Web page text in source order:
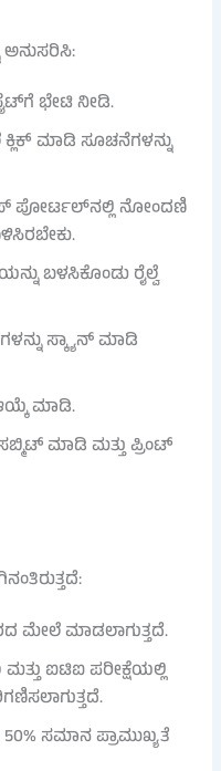
ಅನುಸರಿಸಿ:
ಭೇಟಿ ನೀಡಿ.
ಮಾಡಿ ಸೂಚನೆಗಳನ್ನು
ಪೋರ್ಟಲ್‌ನಲ್ಲಿ ನೋಂದಣಿ
ಬಳಸಿಕೊಂಡು ರೈಲ್ವೆ
ಸ್ಕ್ಯಾನ್ ಮಾಡಿ
ಮಾಡಿ.
ಮಾಡಿ ಮತ್ತು ಪ್ರಿಂಟ್
ಮೇಲೆ ಮಾಡಲಾಗುತ್ತದೆ.
ಐಟಿಐ ಪರೀಕ್ಷೆಯಲ್ಲಿ
ಸಮಾನ ಪ್ರಾಮುಖ್ಯತೆ